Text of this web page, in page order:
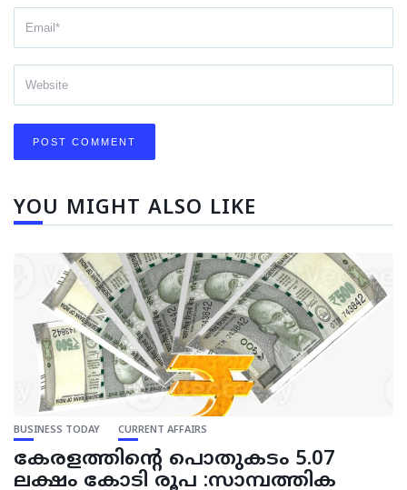
YOU MIGHT ALSO LIKE
BUSINESS TODAY CURRENT AFFAIRS
കേരളത്തിന്‍റെ പൊതുകടം 5.07
ലക്ഷം കോടി രൂപ :സാമ്പത്തിക